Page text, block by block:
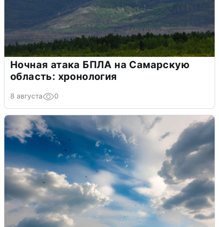
Ночная атака БПЛА на Самарскую
область: хронология
8 августа 0